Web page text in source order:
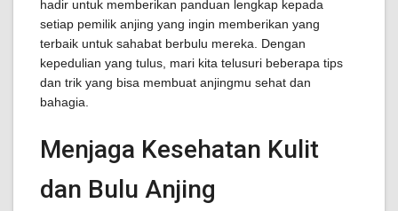
hadir untuk memberikan panduan lengkap kepada
setiap pemilik anjing yang ingin memberikan yang
terbaik untuk sahabat berbulu mereka. Dengan
kepedulian yang tulus, mari kita telusuri beberapa tips
dan trik yang bisa membuat anjingmu sehat dan
bahagia.
Menjaga Kesehatan Kulit
dan Bulu Anjing